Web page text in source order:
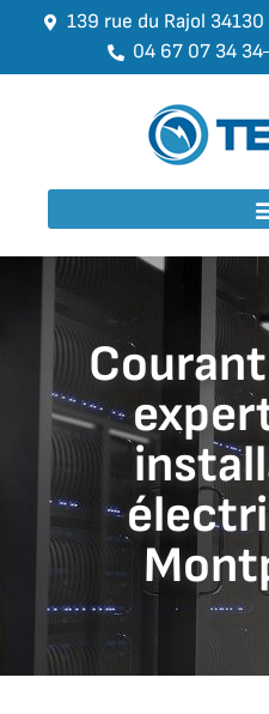
139 rue du Rajol
04 67 07 34 34
Courant faible –